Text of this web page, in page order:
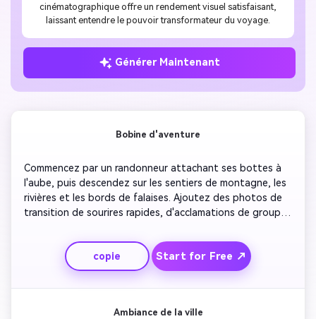
cinématographique offre un rendement visuel satisfaisant,
laissant entendre le pouvoir transformateur du voyage.
Générer Maintenant
Bobine d'aventure
Commencez par un randonneur attachant ses bottes à
l'aube, puis descendez sur les sentiers de montagne, les
rivières et les bords de falaises. Ajoutez des photos de
transition de sourires rapides, d'acclamations de groupe
couverts de brouillard alors que la musique gonfle.
Terminez par une descente aérienne au-dessus d'une
vallée brillante en dessous. Utilisez un rythme dynamique
et des coupes nettes pour montrer l'énergie et
copie Start for Free ↗
Ambiance de la ville